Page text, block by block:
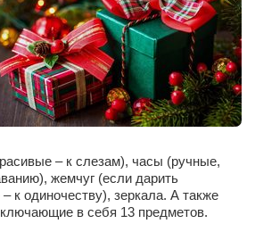
– к слезам), часы (ручные,
жемчуг (если дарить
к одиночеству), зеркала. А также
в себя 13 предметов.